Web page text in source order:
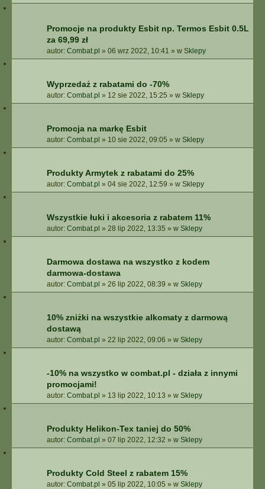
Promocje na produkty Esbit np. Termos Esbit 0.5L
za 69,99 zł
autor: Combat.pl » 06 wrz 2022, 10:41 » w Sklepy
Wyprzedaż z rabatami do -70%
autor: Combat.pl » 12 sie 2022, 15:25 » w Sklepy
Promocja na markę Esbit
autor: Combat.pl » 10 sie 2022, 09:05 » w Sklepy
Produkty Armytek z rabatami do 25%
autor: Combat.pl » 04 sie 2022, 12:59 » w Sklepy
Wszystkie łuki i akcesoria z rabatem 11%
autor: Combat.pl » 28 lip 2022, 13:35 » w Sklepy
Darmowa dostawa na wszystko z kodem
darmowa-dostawa
autor: Combat.pl » 26 lip 2022, 08:39 » w Sklepy
10% zniżki na wszystkie alkomaty z darmową
dostawą
autor: Combat.pl » 22 lip 2022, 09:06 » w Sklepy
-10% na wszystko w combat.pl - działa z innymi
promocjami!
autor: Combat.pl » 13 lip 2022, 10:13 » w Sklepy
Produkty Helikon-Tex taniej do 50%
autor: Combat.pl » 07 lip 2022, 12:32 » w Sklepy
Produkty Cold Steel z rabatem 15%
autor: Combat.pl » 05 lip 2022, 10:05 » w Sklepy